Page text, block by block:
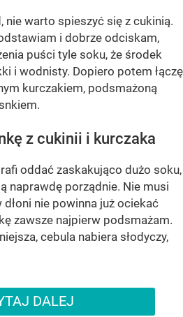
nie warto spieszyć się z cukinią.
i dobrze odciskam,
puści tyle soku, że środek
i wodnisty. Dopiero potem łączę
kurczakiem, podsmażoną
z cukinii i kurczaka
oddać zaskakująco dużo soku,
naprawdę porządnie. Nie musi
dłoni nie powinna już ociekać
zawsze najpierw podsmażam.
cebula nabiera słodyczy,
DALEJ